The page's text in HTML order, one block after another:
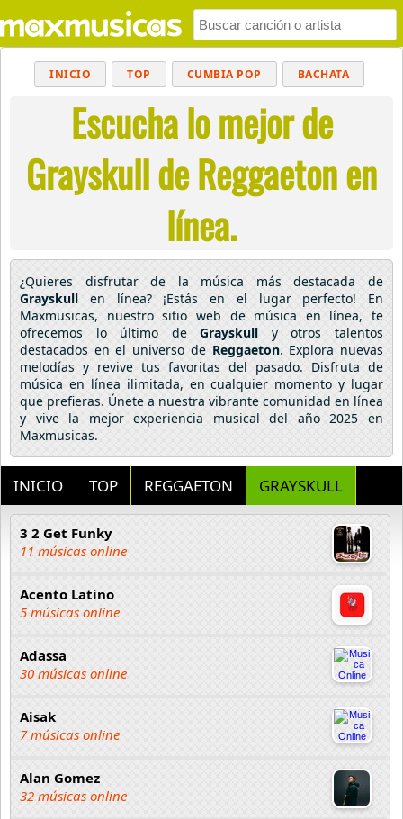
INICIO TOP CUMBIA POP BACHATA
POP MUSICA CRISTIANA REGGAETON
BALADAS ALTERNATIVO ELECTRÓNICA
CUMBIAS
Escucha lo mejor de
Grayskull de Reggaeton en
línea.
¿Quieres disfrutar de la música más destacada de
Grayskull en línea? ¡Estás en el lugar perfecto! En
Maxmusicas, nuestro sitio web de música en línea, te
ofrecemos lo último deGrayskull y otros talentos
destacados en el universo de Reggaeton. Explora nuevas
melodías y revive tus favoritas del pasado. Disfruta de
música en línea ilimitada, en cualquier momento y lugar
que prefieras. Únete a nuestra vibrante comunidad en línea
y vive la mejor experiencia musical del año 2025 en
Maxmusicas.
INICIO TOP REGGAETON GRAYSKULL
3 2 Get Funky
11 músicas online
Acento Latino
5 músicas online
Adassa
30 músicas online
Aisak
7 músicas online
Alan Gomez
32 músicas online